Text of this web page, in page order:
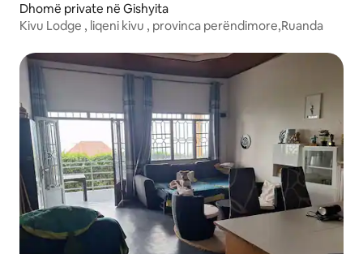
Dhomë private në Gishyita
Kivu Lodge , liqeni kivu , provinca perëndimore,Ruanda